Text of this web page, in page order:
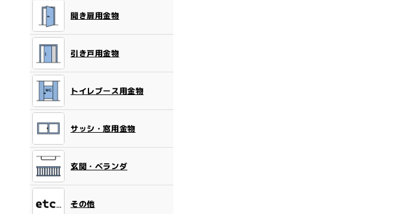
開き扉用金物
引き戸用金物
トイレブース用金物
サッシ・窓用金物
玄関・ベランダ
その他